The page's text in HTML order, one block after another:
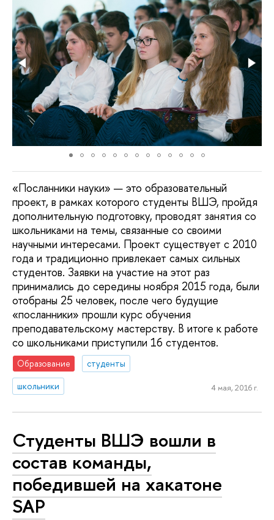
«Посланники науки» — это образовательный
проект, в рамках которого студенты ВШЭ, пройдя
дополнительную подготовку, проводят занятия со
школьниками на темы, связанные со своими
научными интересами. Проект существует с 2010
года и традиционно привлекает самых сильных
студентов. Заявки на участие на этот раз
принимались до середины ноября 2015 года, были
отобраны 25 человек, после чего будущие
«посланники» прошли курс обучения
преподавательскому мастерству. В итоге к работе
со школьниками приступили 16 студентов.
Образование
студенты
школьники
4 мая, 2016 г.
Студенты ВШЭ вошли в
состав команды,
победившей на хакатоне
SAP